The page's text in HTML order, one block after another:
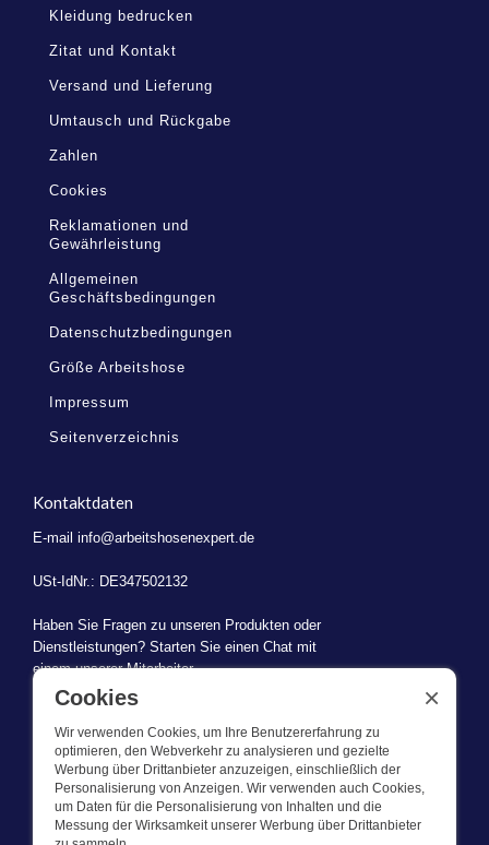
Kleidung bedrucken
Zitat und Kontakt
Versand und Lieferung
Umtausch und Rückgabe
Zahlen
Cookies
Reklamationen und
Gewährleistung
Allgemeinen
Geschäftsbedingungen
Datenschutzbedingungen
Größe Arbeitshose
Impressum
Seitenverzeichnis
Kontaktdaten
E-mail info@arbeitshosenexpert.de
USt-IdNr.: DE347502132
Haben Sie Fragen zu unseren Produkten oder
Dienstleistungen? Starten Sie einen Chat mit
einem unserer Mitarbeiter.
WAS WIR TUN
Dieser Webshop ist Teil von BEVAZET BV. Bevazet beliefert seit
Cookies
Wir verwenden Cookies, um Ihre Benutzererfahrung zu
optimieren, den Webverkehr zu analysieren und gezielte
Werbung über Drittanbieter anzuzeigen, einschließlich der
Personalisierung von Anzeigen. Wir verwenden auch Cookies,
um Daten für die Personalisierung von Inhalten und die
Messung der Wirksamkeit unserer Werbung über Drittanbieter
×